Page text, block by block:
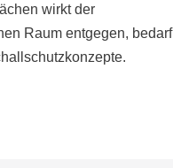
wirkt der
Raum entgegen, bedarf